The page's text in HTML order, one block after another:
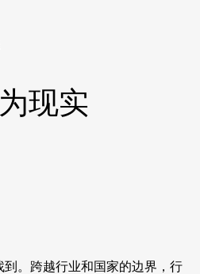
现实
到。跨越行业和国家的边界，行